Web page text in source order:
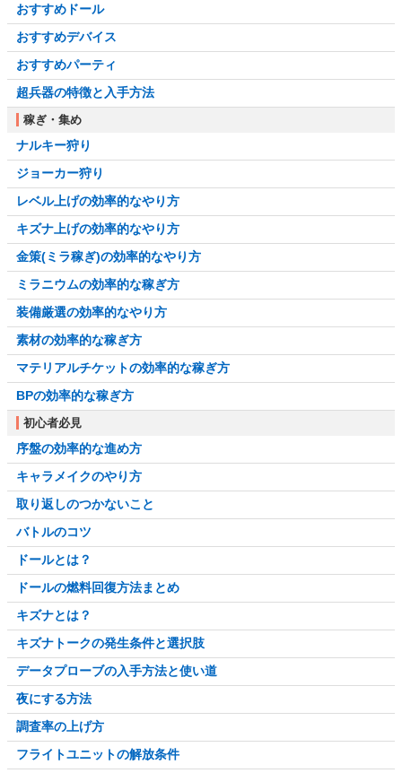
おすすめドール
おすすめデバイス
おすすめパーティ
超兵器の特徴と入手方法
稼ぎ・集め
ナルキー狩り
ジョーカー狩り
レベル上げの効率的なやり方
キズナ上げの効率的なやり方
金策(ミラ稼ぎ)の効率的なやり方
ミラニウムの効率的な稼ぎ方
装備厳選の効率的なやり方
素材の効率的な稼ぎ方
マテリアルチケットの効率的な稼ぎ方
BPの効率的な稼ぎ方
初心者必見
序盤の効率的な進め方
キャラメイクのやり方
取り返しのつかないこと
バトルのコツ
ドールとは？
ドールの燃料回復方法まとめ
キズナとは？
キズナトークの発生条件と選択肢
データプローブの入手方法と使い道
夜にする方法
調査率の上げ方
フライトユニットの解放条件